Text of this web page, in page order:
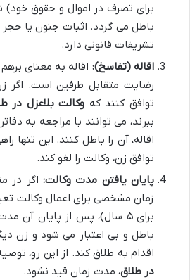
برای تصرف در اموال و حقوق خود)
باطل می گردد. اثبات جنون یا حجر
تشریفات قانونی دارد.
اقاله (تفاسخ): اقاله به معنای
رضایت متقابل طرفین است. اگر
توافق کنند که وکالت بلاعزل در
ببرند، می توانند با مراجعه به
اقاله، آن را باطل کنند. این تنها
توافق زن، وکالت را لغو کند.
پایان یافتن مدت وکالت: اگر در
زمان مشخصی برای اعمال وکالت
برای ۵ سال)، پس از پایان
باطل و بی اعتبار می شود و زن
اقدام به طلاق کند. از این رو،
در طلاق، مدت زمان قید نشود.